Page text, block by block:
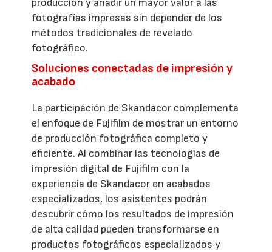
producción y añadir un mayor valor a las
fotografías impresas sin depender de los
métodos tradicionales de revelado
fotográfico.
Soluciones conectadas de impresión y
acabado
La participación de Skandacor complementa
el enfoque de Fujifilm de mostrar un entorno
de producción fotográfica completo y
eficiente. Al combinar las tecnologías de
impresión digital de Fujifilm con la
experiencia de Skandacor en acabados
especializados, los asistentes podrán
descubrir cómo los resultados de impresión
de alta calidad pueden transformarse en
productos fotográficos especializados y